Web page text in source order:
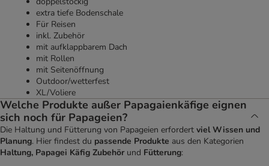
extra tiefe Bodenschale
Für Reisen
inkl. Zubehör
mit aufklappbarem Dach
mit Rollen
mit Seitenöffnung
Outdoor/wetterfest
XL/Voliere
Welche Produkte außer Papagaienkäfige eignen
sich noch für Papageien?
Die Haltung und Fütterung von Papageien erfordert viel Wissen und
Planung. Hier findest du passende Produkte aus den Kategorien
Haltung, Papagei Käfig Zubehörund Fütterung: